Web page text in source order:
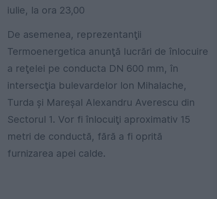
iulie, la ora 23,00
De asemenea, reprezentanţii
Termoenergetica anunţă lucrări de înlocuire
a reţelei pe conducta DN 600 mm, în
intersecţia bulevardelor Ion Mihalache,
Turda şi Mareşal Alexandru Averescu din
Sectorul 1. Vor fi înlocuiţi aproximativ 15
metri de conductă, fără a fi oprită
furnizarea apei calde.